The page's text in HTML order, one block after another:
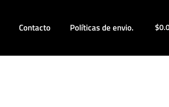
Contacto Políticas de envio. $